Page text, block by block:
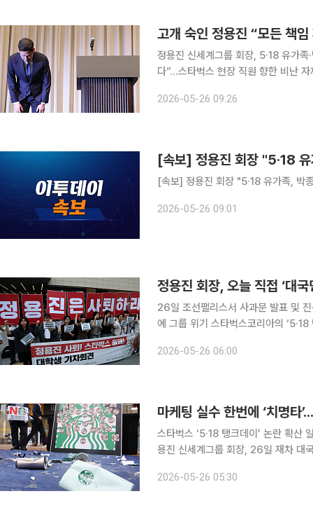
고개 숙인 정용진 “모든 책
정용진 신세계그룹 회장, 5·18 유가
다”…스타벅스 현장 직원 향한 비난
2026-05-26 09:26
[속보] 정용진 회장 "5·18
[속보] 정용진 회장 "5·18 유가족, 박
2026-05-26 09:01
정용진 회장, 오늘 직접 ‘대국
26일 조선팰리스서 사과문 발표 및
에 그룹 위기 스타벅스코리아의 ‘5·18 탱크데이’ 마케팅 논란이 일파만파 확산하자, 정용진 신세계
일) 오전 9시 서울 강남구 조선팰리스
2026-05-26 06:00
스타벅스 ‘5·18 탱크데이’ 논란 확
용진 신세계그룹 회장, 26일 재차 대국민 사과 ‘소비자 감수성(Consumer
자 반응이이 기업의 윤리 및 역사 인식,
2026-05-26 05:30